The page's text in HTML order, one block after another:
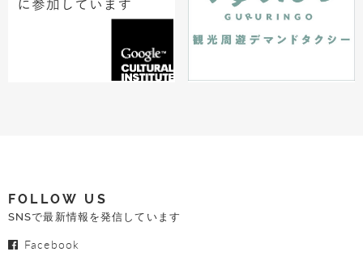
FOLLOW US
SNSで最新情報を発信しています
Facebook